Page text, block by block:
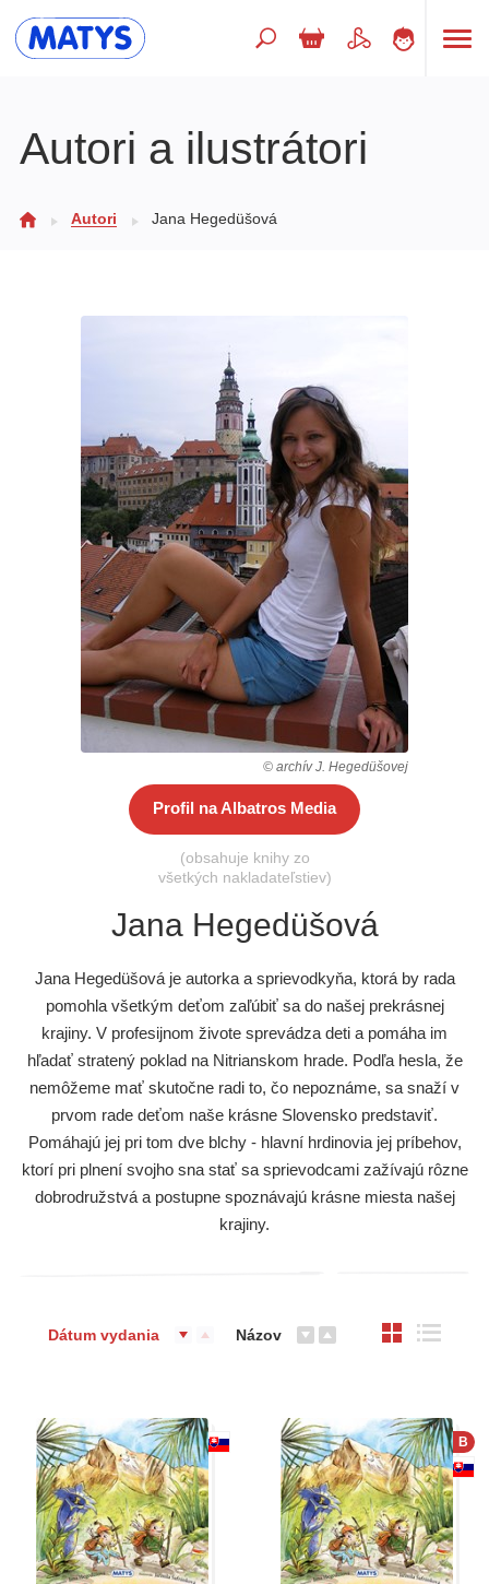
Doplnkový sortiment
Všetky kategórie
Autori a ilustrátori
Autori Jana Hegedüšová
© archív J. Hegedüšovej
Profil na Albatros Media
(obsahuje knihy zo
všetkých nakladateľstiev)
Jana Hegedüšová
Jana Hegedüšová je autorka a sprievodkyňa, ktorá by rada
pomohla všetkým deťom zaľúbiť sa do našej prekrásnej
krajiny. V profesijnom živote sprevádza deti a pomáha im
hľadať stratený poklad na Nitrianskom hrade. Podľa hesla, že
nemôžeme mať skutočne radi to, čo nepoznáme, sa snaží v
prvom rade deťom naše krásne Slovensko predstaviť.
Pomáhajú jej pri tom dve blchy - hlavní hrdinovia jej príbehov,
ktorí pri plnení svojho sna stať sa sprievodcami zažívajú rôzne
dobrodružstvá a postupne spoznávajú krásne miesta našej
krajiny.
Dátum vydania Názov
B